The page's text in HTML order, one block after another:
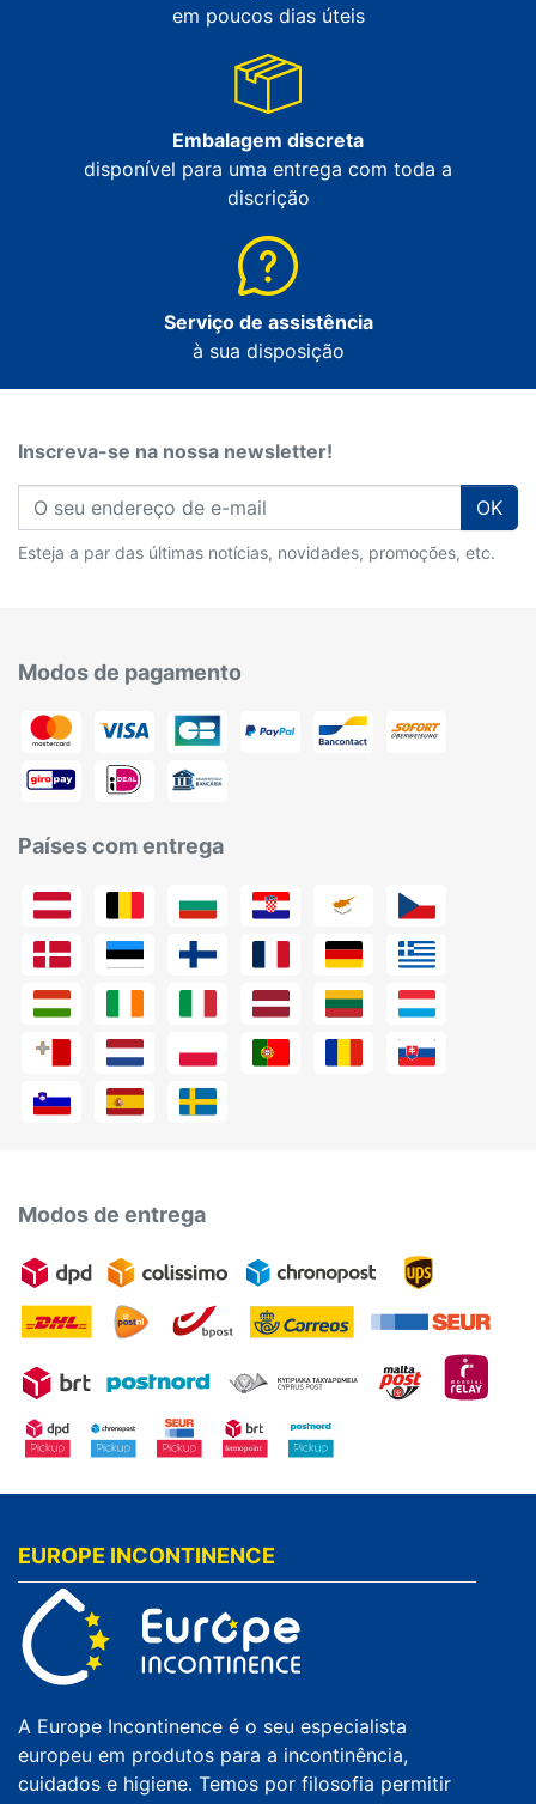
em poucos dias úteis
Embalagem discreta
disponível para uma entrega com toda a
discrição
Serviço de assistência
à sua disposição
Inscreva-se na nossa newsletter!
OK
Esteja a par das últimas notícias, novidades, promoções, etc.
Modos de pagamento
Países com entrega
Modos de entrega
EUROPE INCONTINENCE
A Europe Incontinence é o seu especialista
europeu em produtos para a incontinência,
cuidados e higiene. Temos por filosofia permitir